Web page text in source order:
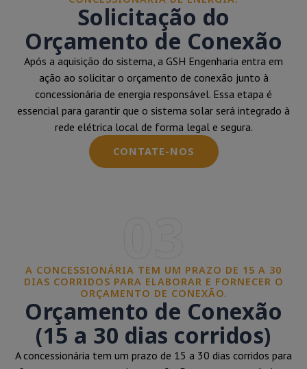
Solicitação do
Orçamento de Conexão
Após a aquisição do sistema, a GSH Engenharia entra em
ação ao solicitar o orçamento de conexão junto à
concessionária de energia responsável. Essa etapa é
essencial para garantir que o sistema solar será integrado à
rede elétrica local de forma legal e segura.
CONTATE-NOS
A CONCESSIONÁRIA TEM UM PRAZO DE 15 A 30
DIAS CORRIDOS PARA ELABORAR E FORNECER O
ORÇAMENTO DE CONEXÃO.
Orçamento de Conexão
(15 a 30 dias corridos)
A concessionária tem um prazo de 15 a 30 dias corridos para